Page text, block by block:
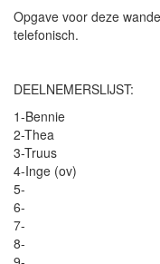
Opgave voor deze
telefonisch.
DEELNEMERSLIJST:
1-Bennie
2-Thea
3-Truus
4-Inge (ov)
5-
6-
7-
8-